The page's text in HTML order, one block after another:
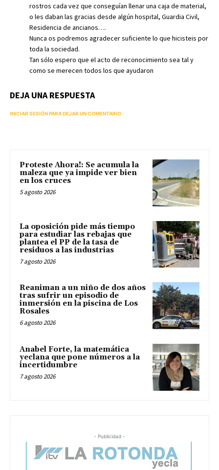
rostros cada vez que conseguían llenar una caja de material,
o les daban las gracias desde algún hospital, Guardia Civil,
Residencia de ancianos….
Nunca os podremos agradecer suficiente lo que hicisteis por
toda la sociedad.
Tan sólo espero que el acto de reconocimiento sea tal y
como se merecen todos los que ayudaron
DEJA UNA RESPUESTA
INICIAR SESIÓN PARA DEJAR UN COMENTARIO
Proteste Ahora!: Se acumula la
maleza que ya impide ver bien
en los cruces
5 agosto 2026
La oposición pide más tiempo
para estudiar las rebajas que
plantea el PP de la tasa de
residuos a las industrias
7 agosto 2026
Reaniman a un niño de dos años
tras sufrir un episodio de
inmersión en la piscina de Los
Rosales
6 agosto 2026
Anabel Forte, la matemática
yeclana que pone números a la
incertidumbre
7 agosto 2026
- Publicidad -